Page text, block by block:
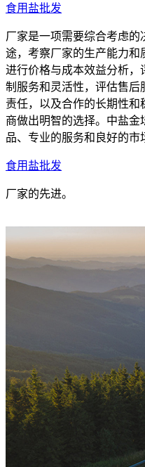
食用盐批发
厂家是一项需要综合考虑的
途，考察厂家的生产能力和
进行价格与成本效益分析，
制服务和灵活性，评估售
责任，以及合作的长期性
商做出明智的选择。中盐
品、专业的服务和良好的市
食用盐批发
厂家的先进。